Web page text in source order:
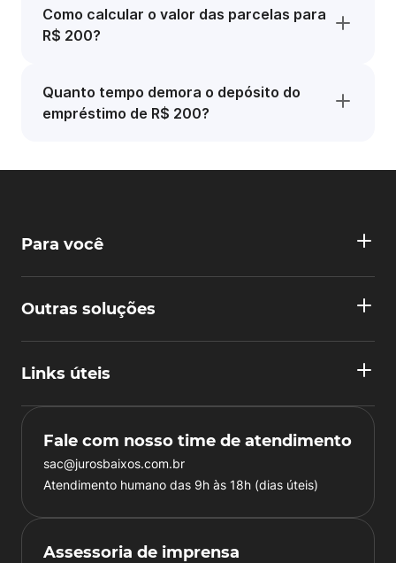
Como calcular o valor das parcelas para
R$ 200?
Quanto tempo demora o depósito do
empréstimo de R$ 200?
Para você
Outras soluções
Links úteis
Fale com nosso time de atendimento
sac@jurosbaixos.com.br
Atendimento humano das 9h às 18h (dias úteis)
Assessoria de imprensa